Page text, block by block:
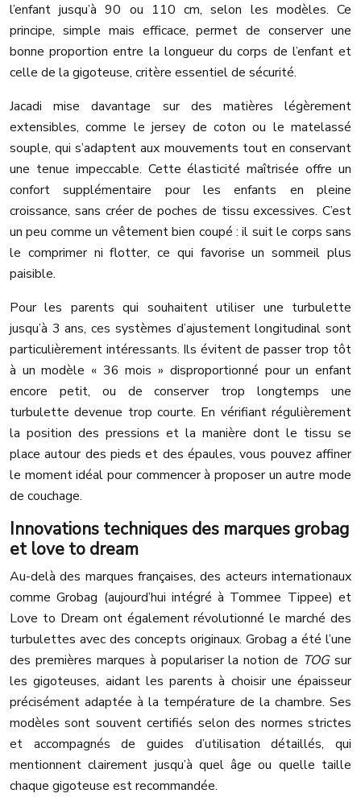
l’enfant jusqu’à 90 ou 110 cm, selon les modèles. Ce
principe, simple mais efficace, permet de conserver une
bonne proportion entre la longueur du corps de l’enfant et
celle de la gigoteuse, critère essentiel de sécurité.
Jacadi mise davantage sur des matières légèrement
extensibles, comme le jersey de coton ou le matelassé
souple, qui s’adaptent aux mouvements tout en conservant
une tenue impeccable. Cette élasticité maîtrisée offre un
confort supplémentaire pour les enfants en pleine
croissance, sans créer de poches de tissu excessives. C’est
un peu comme un vêtement bien coupé : il suit le corps sans
le comprimer ni flotter, ce qui favorise un sommeil plus
paisible.
Pour les parents qui souhaitent utiliser une turbulette
jusqu’à 3 ans, ces systèmes d’ajustement longitudinal sont
particulièrement intéressants. Ils évitent de passer trop tôt
à un modèle « 36 mois » disproportionné pour un enfant
encore petit, ou de conserver trop longtemps une
turbulette devenue trop courte. En vérifiant régulièrement
la position des pressions et la manière dont le tissu se
place autour des pieds et des épaules, vous pouvez affiner
le moment idéal pour commencer à proposer un autre mode
de couchage.
Innovations techniques des marques grobag
et love to dream
Au-delà des marques françaises, des acteurs internationaux
comme Grobag (aujourd’hui intégré à Tommee Tippee) et
Love to Dream ont également révolutionné le marché des
turbulettes avec des concepts originaux. Grobag a été l’une
des premières marques à populariser la notion de TOGsur
les gigoteuses, aidant les parents à choisir une épaisseur
précisément adaptée à la température de la chambre. Ses
modèles sont souvent certifiés selon des normes strictes
et accompagnés de guides d’utilisation détaillés, qui
mentionnent clairement jusqu’à quel âge ou quelle taille
chaque gigoteuse est recommandée.